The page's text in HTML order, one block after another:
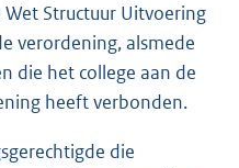
Wet Structuur Uitvoering
verordening, alsmede
die het college aan de
heeft verbonden.
die